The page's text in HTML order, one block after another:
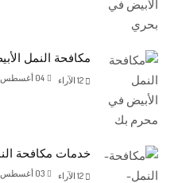
مكافحة النمل
04 أغسطس 26 الآراء
خدمات مكافحة
03 أغسطس 26 الآراء